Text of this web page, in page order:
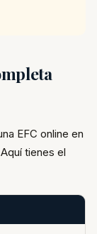
EFC online en
tienes el